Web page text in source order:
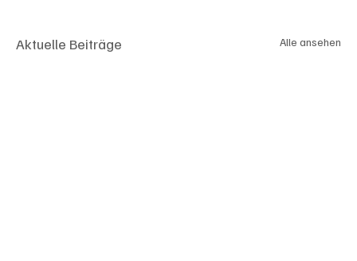
Aktuelle Beiträge Alle ansehen